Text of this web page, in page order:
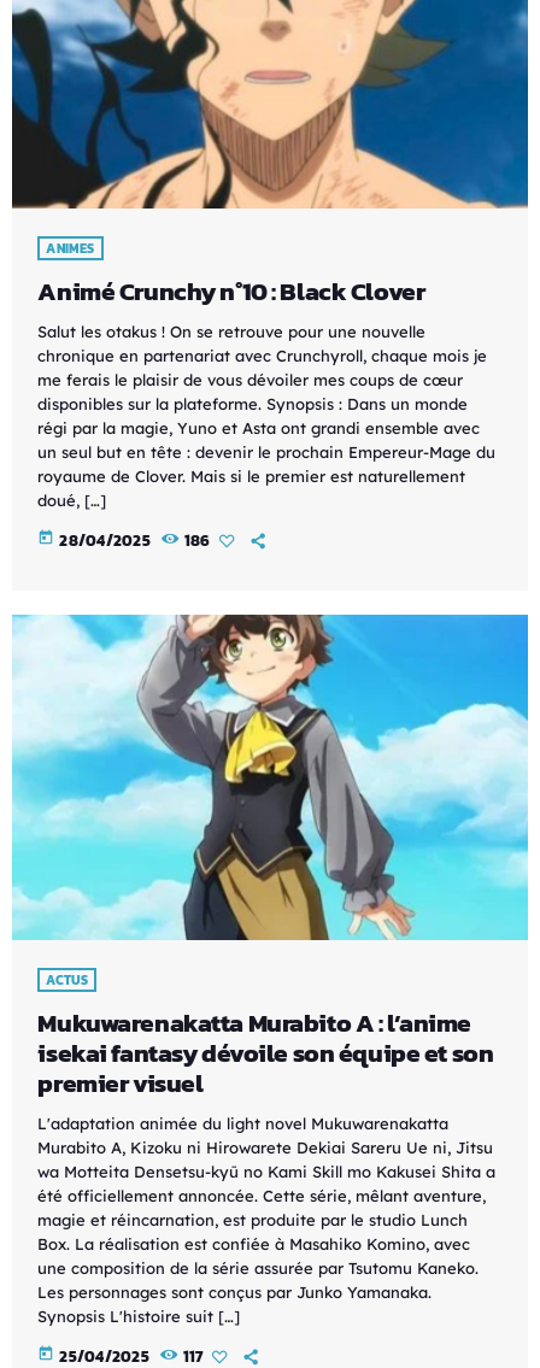
ANIMES
Animé Crunchy n°10 : Black Clover
Salut les otakus ! On se retrouve pour une nouvelle
chronique en partenariat avec Crunchyroll, chaque mois je
me ferais le plaisir de vous dévoiler mes coups de cœur
disponibles sur la plateforme. Synopsis : Dans un monde
régi par la magie, Yuno et Asta ont grandi ensemble avec
un seul but en tête : devenir le prochain Empereur-Mage du
royaume de Clover. Mais si le premier est naturellement
doué, […]
today 28/04/2025 186
ACTUS
Mukuwarenakatta Murabito A : l’anime
isekai fantasy dévoile son équipe et son
premier visuel
L'adaptation animée du light novel Mukuwarenakatta
Murabito A, Kizoku ni Hirowarete Dekiai Sareru Ue ni, Jitsu
wa Motteita Densetsu-kyū no Kami Skill mo Kakusei Shita a
été officiellement annoncée. Cette série, mêlant aventure,
magie et réincarnation, est produite par le studio Lunch
Box. La réalisation est confiée à Masahiko Komino, avec
une composition de la série assurée par Tsutomu Kaneko.
Les personnages sont conçus par Junko Yamanaka.​
Synopsis L'histoire suit […]
today 25/04/2025 117